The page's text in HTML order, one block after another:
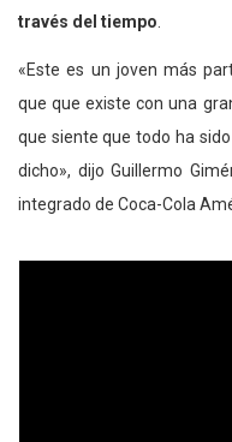
través del tiempo.
«Este es un joven más
que que existe con una
que siente que todo ha
dicho», dijo Guillermo
integrado de Coca-Cola